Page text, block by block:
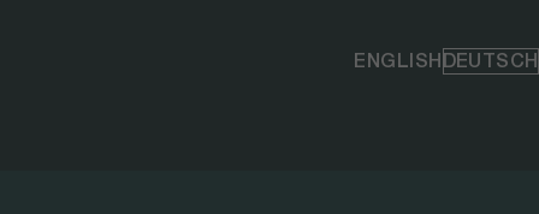
ENGLISHDEUTSCH